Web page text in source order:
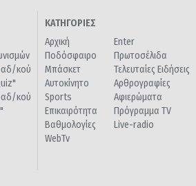
κού
κού
ΚΑΤΗΓΟΡΙΕΣ
Αρχική
Ποδόσφαιρο
Μπάσκετ
Αυτοκίνητο
Sports
Επικαιρότητα
Βαθμολογίες
WebTv
Enter
Πρωτοσέλιδα
Τελευταίες Ειδήσεις
Αρθρογραφίες
Αφιερώματα
Πρόγραμμα TV
Live-radio